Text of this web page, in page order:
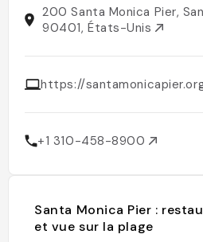
200 Santa Monica Pier,
90401, États-Unis
https://
+1 310-458-8900
Santa Monica Pier :
et vue sur la plage